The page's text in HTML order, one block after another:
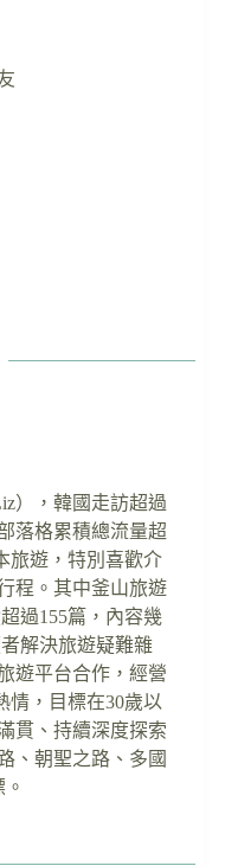
），韓國走訪超過
落格累積總流量超
旅遊，特別喜歡介
程。其中釜山旅遊
過155篇，內容幾
解決旅遊疑難雜
遊平台合作，經營
情，目標在30歲以
貫、持續深度探索
、朝聖之路、多國